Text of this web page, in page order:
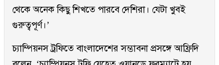
থেকে অনেক কিছু শিখতে পারবে দেশিরা। যেটা খুবই
গুরুত্বপূর্ণ।’
চ্যাম্পিয়নস ট্রফিতে বাংলাদেশের সম্ভাবনা প্রসঙ্গে আফ্রিদি